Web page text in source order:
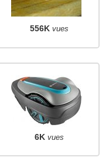
556K vues
6K vues